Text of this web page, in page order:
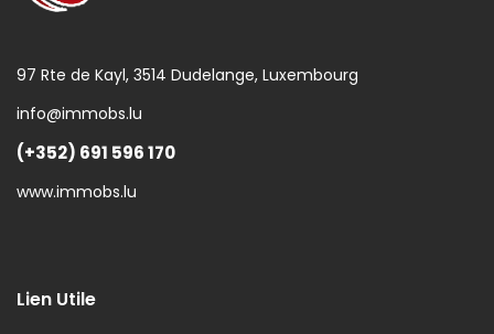
97 Rte de Kayl, 3514 Dudelange, Luxembourg
info@immobs.lu
(+352) 691 596 170
www.immobs.lu
Lien Utile